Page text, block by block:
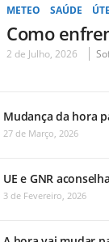
METEO SAÚDE
Como
2 de Julho, 2026
Mudança da hora
27 de Março, 2026
UE e GNR
3 de Fevereiro, 2026